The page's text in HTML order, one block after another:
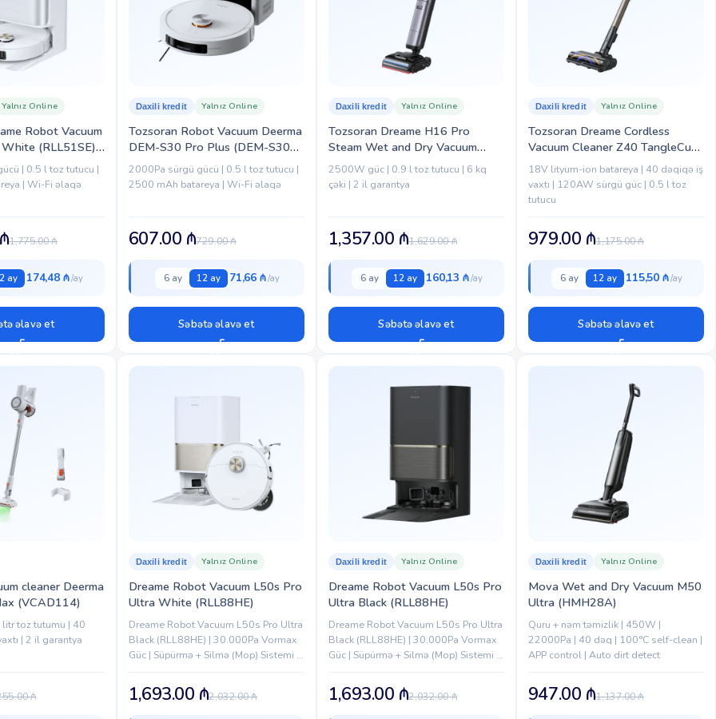
Robot Vacuum
(RLL51SE)
Yalnız Online
| 0.5 l toz tutucu |
| Wi-Fi əlaqə
1,775.00₼
₼
ay 174,48 ₼
əlavə et
Tozsoran Robot Vacuum Deerma
DEM-S30 Pro Plus (DEM-S30
PRO PLUS)
Daxili kredit Yalnız Online
2000Pa sürgü gücü | 0.5 l toz tutucu |
2500 mAh batareya | Wi-Fi əlaqə
729.00₼
607.00 ₼
6 ay 12 ay 71,66 ₼
Səbətə əlavə et
Tozsoran Dreame H16 Pro
Steam Wet and Dry Vacuum
(HHR48F) EU
Daxili kredit Yalnız Online
2500W güc | 0.9 l toz tutucu | 6 kq
çəki | 2 il garantya
1,629.00₼
1,357.00 ₼
6 ay 12 ay 160,13 ₼
Səbətə əlavə et
Tozsoran Dreame Cordless
Vacuum Cleaner Z40 TangleCut
Flex (VRV62F)
Daxili kredit Yalnız Online
18V lityum-ion batareya | 40 dəqiqə iş
vaxtı | 120AW sürgü güc | 0.5 l toz
tutucu
1,175.00₼
979.00 ₼
6 ay 12 ay 115,50 ₼
Səbətə əlavə et
cleaner Deerma
(VCAD114)
toz tutumu | 40
| 2 il garantya
₼
Dreame Robot Vacuum L50s Pro
Ultra White (RLL88HE)
Daxili kredit Yalnız Online
Dreame Robot Vacuum L50s Pro Ultra
Black (RLL88HE) | 30.000Pa Vormax
Güc | Süpürmə + Silmə (Mop) Sistemi |
Fırça | AI Ağıllı Naviqasiya | Ev...
2,032.00₼
1,693.00 ₼
Dreame Robot Vacuum L50s Pro
Ultra Black (RLL88HE)
Daxili kredit Yalnız Online
Dreame Robot Vacuum L50s Pro Ultra
Black (RLL88HE) | 30.000Pa Vormax
Güc | Süpürmə + Silmə (Mop) Sistemi |
Fırça | AI Ağıllı Naviqasiya | Ev...
2,032.00₼
1,693.00 ₼
Mova Wet and Dry Vacuum M50
Ultra (HMH28A)
Daxili kredit Yalnız Online
Quru + nəm təmizlik | 450W |
22000Pa | 40 dəq | 100°C self-clean |
APP control | Auto dirt detect
1,137.00₼
947.00 ₼